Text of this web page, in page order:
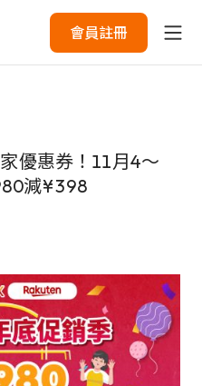
會員註冊
優惠券！11月4～
減¥398